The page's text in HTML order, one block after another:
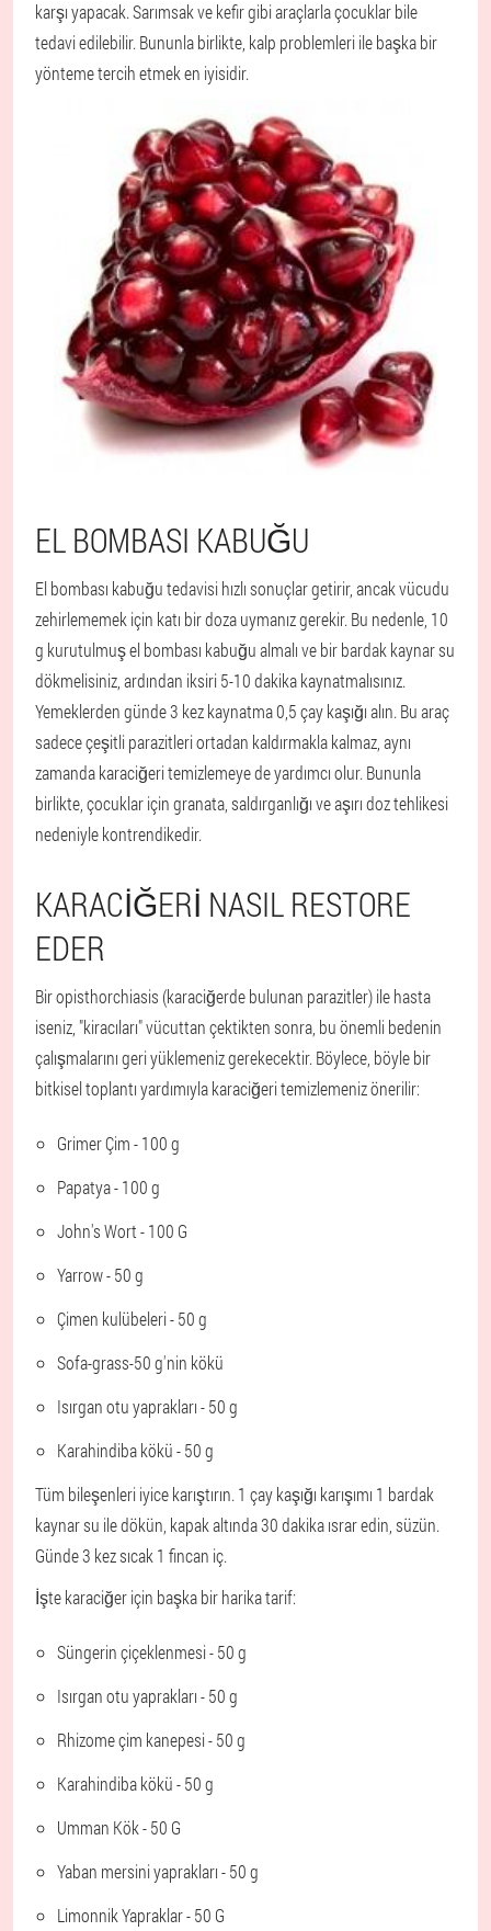
karşı yapacak. Sarımsak ve kefir gibi araçlarla çocuklar bile
tedavi edilebilir. Bununla birlikte, kalp problemleri ile başka bir
yönteme tercih etmek en iyisidir.
EL BOMBASI KABUĞU
El bombası kabuğu tedavisi hızlı sonuçlar getirir, ancak vücudu
zehirlememek için katı bir doza uymanız gerekir. Bu nedenle, 10
g kurutulmuş el bombası kabuğu almalı ve bir bardak kaynar su
dökmelisiniz, ardından iksiri 5-10 dakika kaynatmalısınız.
Yemeklerden günde 3 kez kaynatma 0,5 çay kaşığı alın. Bu araç
sadece çeşitli parazitleri ortadan kaldırmakla kalmaz, aynı
zamanda karaciğeri temizlemeye de yardımcı olur. Bununla
birlikte, çocuklar için granata, saldırganlığı ve aşırı doz tehlikesi
nedeniyle kontrendikedir.
KARACIĞERI NASIL RESTORE
EDER
Bir opisthorchiasis (karaciğerde bulunan parazitler) ile hasta
iseniz, "kiracıları" vücuttan çektikten sonra, bu önemli bedenin
çalışmalarını geri yüklemeniz gerekecektir. Böylece, böyle bir
bitkisel toplantı yardımıyla karaciğeri temizlemeniz önerilir:
Grimer Çim - 100 g
Papatya - 100 g
John's Wort - 100 G
Yarrow - 50 g
Çimen kulübeleri - 50 g
Sofa-grass-50 g'nin kökü
Isırgan otu yaprakları - 50 g
Karahindiba kökü - 50 g
Tüm bileşenleri iyice karıştırın. 1 çay kaşığı karışımı 1 bardak
kaynar su ile dökün, kapak altında 30 dakika ısrar edin, süzün.
Günde 3 kez sıcak 1 fincan iç.
İşte karaciğer için başka bir harika tarif:
Süngerin çiçeklenmesi - 50 g
Isırgan otu yaprakları - 50 g
Rhizome çim kanepesi - 50 g
Karahindiba kökü - 50 g
Umman Kök - 50 G
Yaban mersini yaprakları - 50 g
Limonnik Yapraklar - 50 G